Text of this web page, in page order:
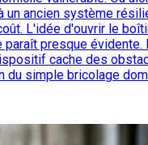
un ancien système
L'idée d'ouvrir le
paraît presque évidente.
cache des
du simple bricolage